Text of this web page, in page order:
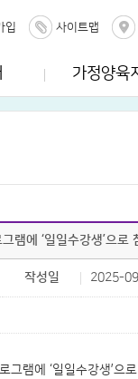
입 사이트맵
가정양육
램에 ‘일일수강생’으로
작성일 2025-
그램에 ‘일일수강생’